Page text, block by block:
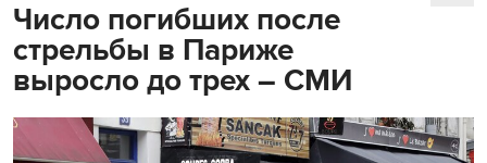
Число погибших после
стрельбы в Париже
выросло до трех – СМИ